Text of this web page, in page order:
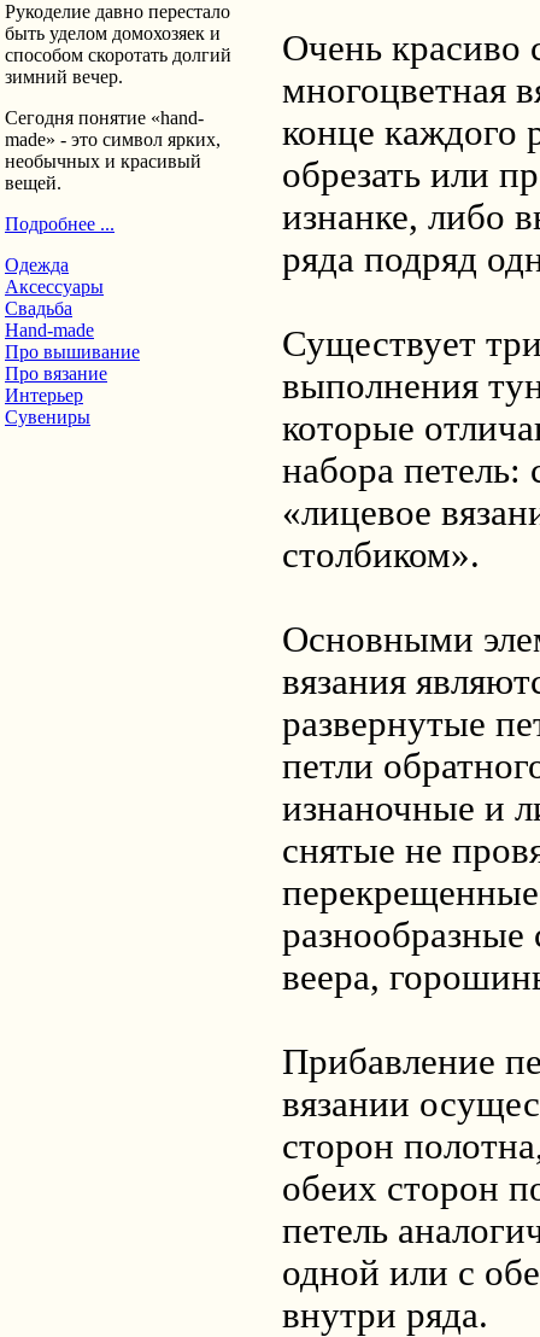
Рукоделие давно перестало
быть уделом домохозяек и
способом скоротать долгий
зимний вечер.
Сегодня понятие «hand-
made» - это символ ярких,
необычных и красивый
вещей.
Подробнее ...
Одежда
Аксессуары
Свадьба
Hand-made
Про вышивание
Про вязание
Интерьер
Сувениры
Очень красиво
многоцветная
конце каждого
обрезать или
изнанке, либо
ряда подряд
Существует
выполнения
которые
набора
«лицевое
столбиком».
Основными
вязания
развернутые
петли
изнаночные и
снятые не
разнообразные
веера,
Прибавление
вязании
сторон
обеих сторон
петель
одной или с
внутри ряда.